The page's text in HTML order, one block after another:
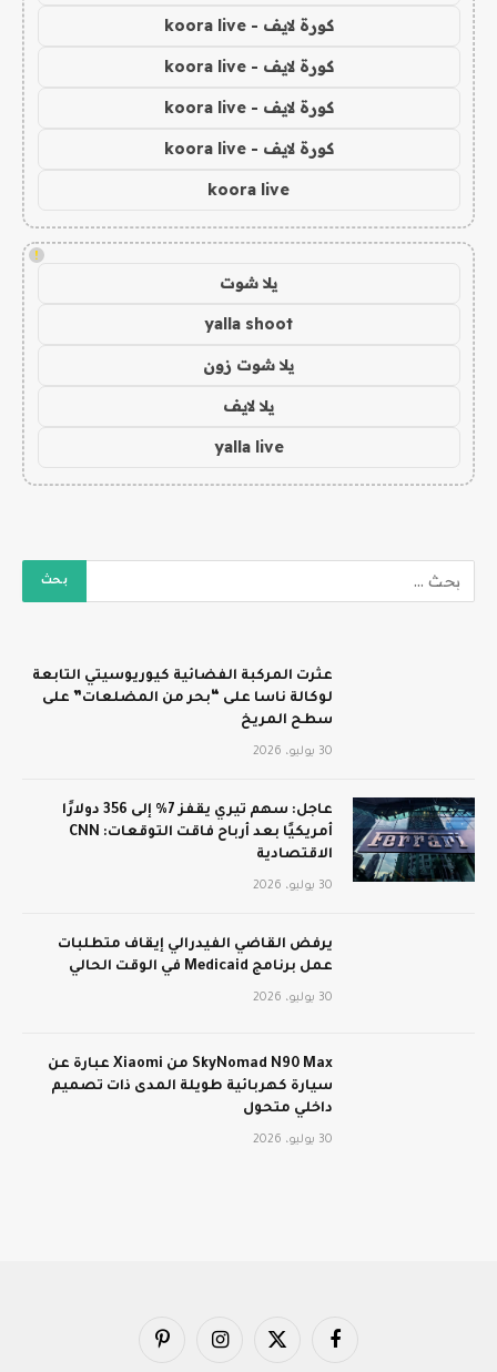
كورة لايف - koora live
كورة لايف - koora live
كورة لايف - koora live
كورة لايف - koora live
koora live
!
يلا شوت
yalla shoot
يلا شوت زون
يلا لايف
yalla live
عثرت المركبة الفضائية كيوريوسيتي التابعة
لوكالة ناسا على “بحر من المضلعات” على
سطح المريخ
30 يوليو، 2026
عاجل: سهم تيري يقفز 7% إلى 356 دولارًا
أمريكيًا بعد أرباح فاقت التوقعات: CNN
الاقتصادية
30 يوليو، 2026
يرفض القاضي الفيدرالي إيقاف متطلبات
عمل برنامج Medicaid في الوقت الحالي
30 يوليو، 2026
SkyNomad N90 Max من Xiaomi عبارة عن
سيارة كهربائية طويلة المدى ذات تصميم
داخلي متحول
30 يوليو، 2026
فيسبوك X
الانستغرامبينتيريست